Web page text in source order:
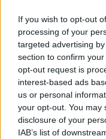
If you wish to opt-out
processing of your
targeted advertising
section to confirm
opt-out request is
interest-based ads
us or personal
your opt-out. You may
disclosure of your
IAB’s list of
συνεπώς και των
ΣΧΕΤΙΚΑ ΑΡΘΡΑ